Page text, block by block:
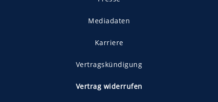
Mediadaten
Karriere
Vertragskündigung
Vertrag widerrufen